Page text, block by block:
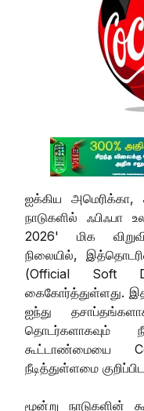
ஐக்கிய
நாடுகளில்
2026' மிக
நிலையில்,
(Official Soft
கைகோர்த்துள்ளது.
ஐந்து
தொடர்களாகவும்
கூட்டாண்மையை
நீடித்துள்ளமை
மூன்று நாடுகளின்